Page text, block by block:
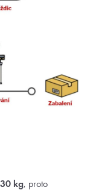
kg, proto